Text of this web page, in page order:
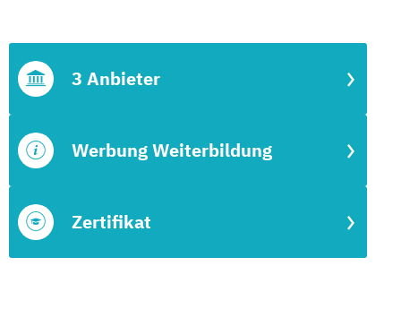
Zertifikat
Werbung Weiterbildung
3 Anbieter